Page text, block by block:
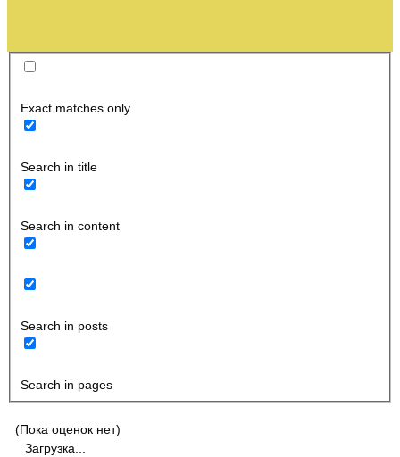
Exact matches only
Search in title
Search in content
Search in posts
Search in pages
(Пока оценок нет)
Загрузка...